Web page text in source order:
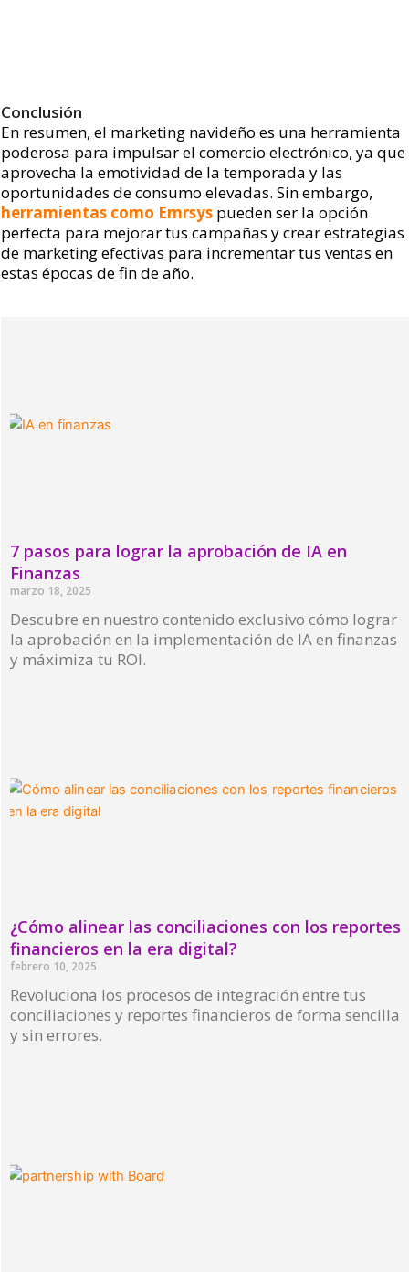
Conclusión
En resumen, el marketing navideño es una herramienta
poderosa para impulsar el comercio electrónico, ya que
aprovecha la emotividad de la temporada y las
oportunidades de consumo elevadas. Sin embargo,
herramientas como Emrsys pueden ser la opción
perfecta para mejorar tus campañas y crear estrategias
de marketing efectivas para incrementar tus ventas en
estas épocas de fin de año.
7 pasos para lograr la aprobación de IA en
Finanzas
marzo 18, 2025
Descubre en nuestro contenido exclusivo cómo lograr
la aprobación en la implementación de IA en finanzas
y máximiza tu ROI.
¿Cómo alinear las conciliaciones con los reportes
financieros en la era digital?
febrero 10, 2025
Revoluciona los procesos de integración entre tus
conciliaciones y reportes financieros de forma sencilla
y sin errores.